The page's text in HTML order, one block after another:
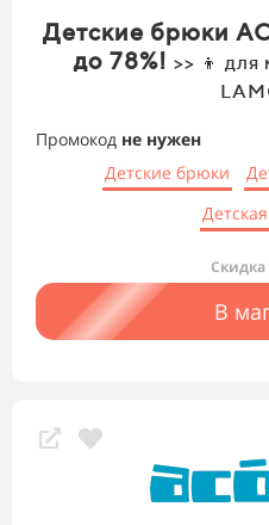
Детские брюки
до 78%! >> 👦 для
Промокод не нужен
Детские брюки
Скидка
В